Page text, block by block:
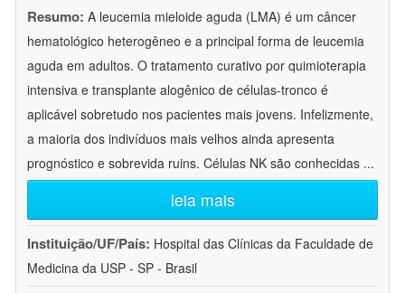
Resumo: A leucemia mieloide aguda (LMA) é um câncer
hematológico heterogêneo e a principal forma de leucemia
aguda em adultos. O tratamento curativo por quimioterapia
intensiva e transplante alogênico de células-tronco é
aplicável sobretudo nos pacientes mais jovens. Infelizmente,
a maioria dos indivíduos mais velhos ainda apresenta
prognóstico e sobrevida ruins. Células NK são conhecidas ...
leia mais
Instituição/UF/País: Hospital das Clínicas da Faculdade de
Medicina da USP - SP - Brasil